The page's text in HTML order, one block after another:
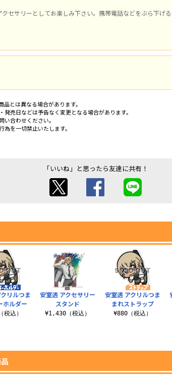
セサリーとしてお楽しみ下さい。携帯電話などをぶら下げる
とは異なる場合があります。
売日などは予告なく変更となる場合があります。
合わせください。
を一切禁止いたします。
「いいね」と思ったら友達に共有！
安室透 アクセサリー
スタンド
¥1,430（税込）
安室透 アクリルつま
まれストラップ
¥880（税込）
リルつま
ホルダー
税込）